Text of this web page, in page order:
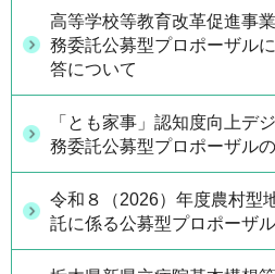
高等学校等教育改革促進事
務委託公募型プロポーザル
答について
「とも家事」認知度向上デ
務委託公募型プロポーザル
令和８（2026）年度農村型
託に係る公募型プロポーザ